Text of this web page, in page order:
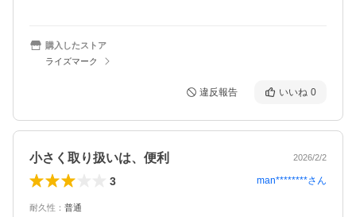
購入したストア
ライズマーク
違反報告 いいね 0
小さく取り扱いは、便利 2026/2/2
3 man********さん
耐久性 ： 普通